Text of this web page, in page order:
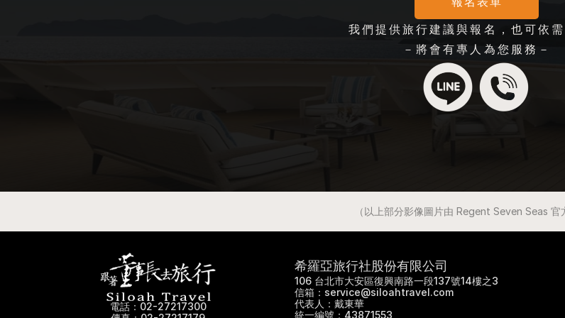
我們提供旅行建議與報名，也可依
－將會有專人為您服務－
（以上部分影像圖片由 Regent Seven Seas 官
電話：02-27217300
希羅亞旅行社股份有限公司
106 台北市大安區復興南路一段137號14樓之3
信箱：service@siloahtravel.com
代表人：戴東華
統一編號：43871553